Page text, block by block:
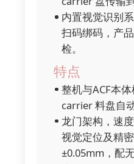
内置视觉识别
扫码绑码，产
检。
特点
整机与ACF本
carrier 料盘自
龙门架构，速
视觉定位及精
±0.05mm，配